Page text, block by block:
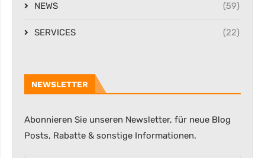
NEWS (59)
SERVICES (22)
NEWSLETTER
Abonnieren Sie unseren Newsletter, für neue Blog
Posts, Rabatte & sonstige Informationen.